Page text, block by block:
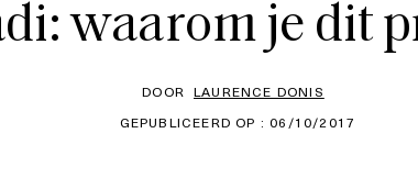
waarom je dit
DOOR LAURENCE DONIS
GEPUBLICEERD OP : 06/10/2017